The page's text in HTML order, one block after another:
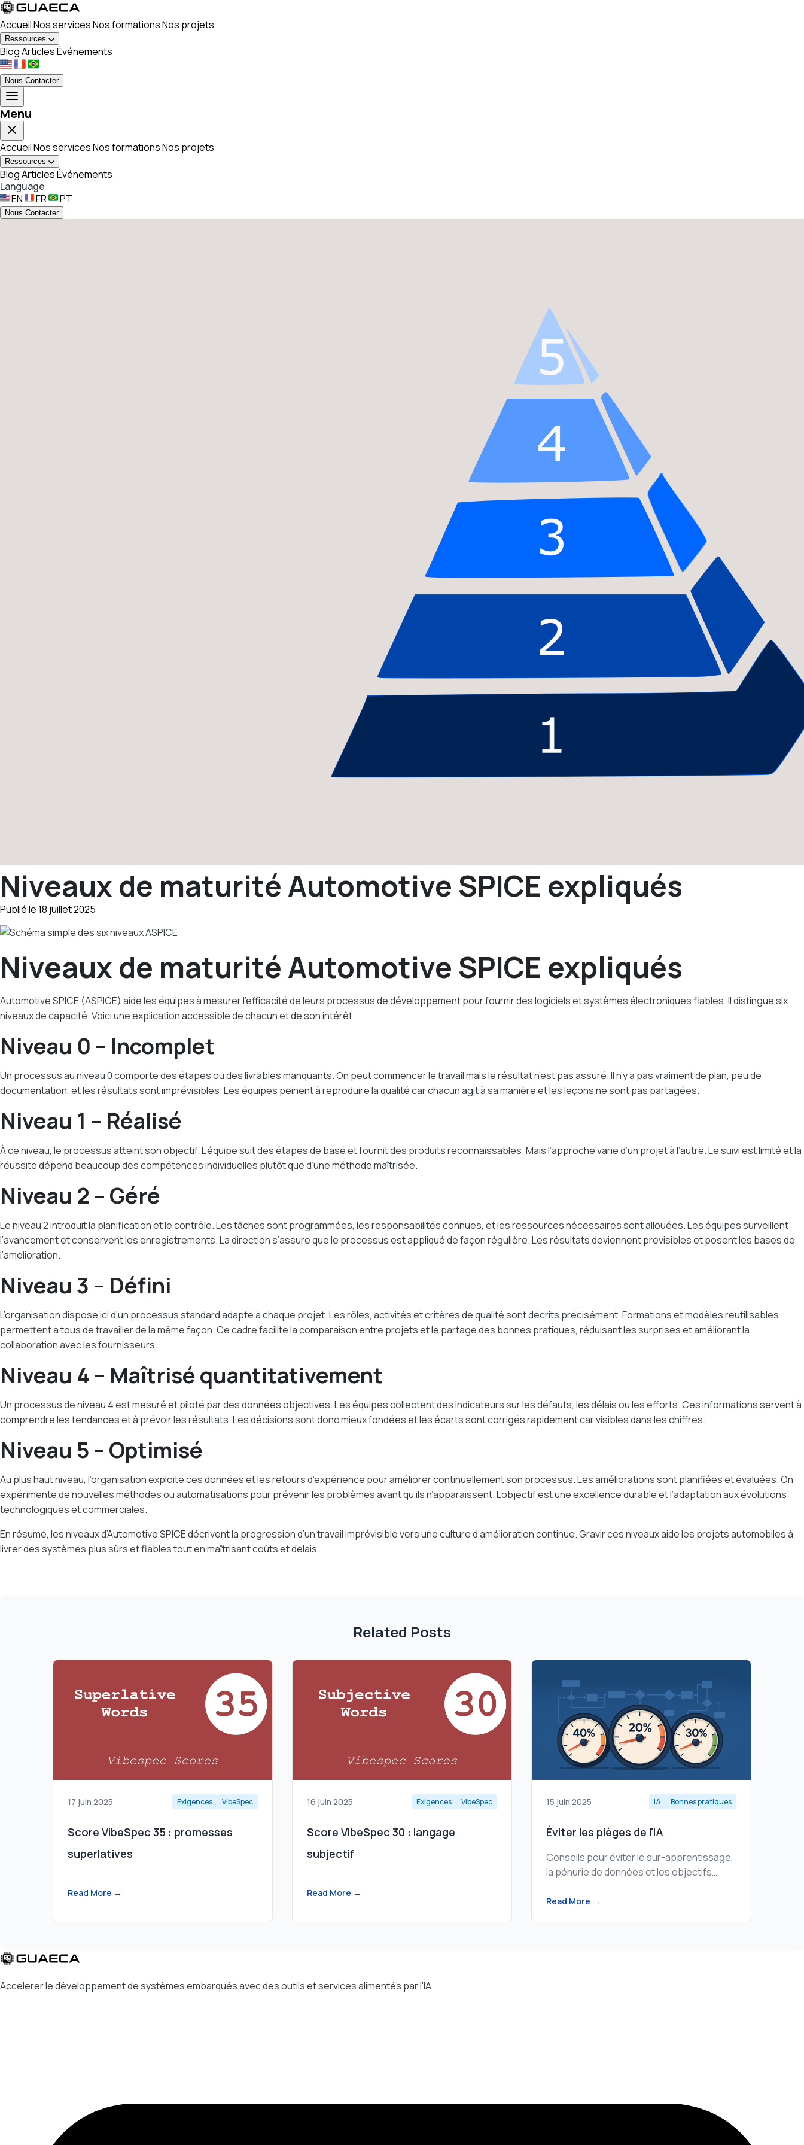
AccueilNos servicesNos formationsNos projets
Ressources
BlogArticlesÉvénements
Nous Contacter
Menu
AccueilNos servicesNos formationsNos projets
Ressources
BlogArticlesÉvénements
Language
EN
FR PT
Nous Contacter
Niveaux de maturité Automotive SPICE expliqués
Publié le 18 juillet 2025
Niveaux de maturité Automotive SPICE expliqués
Automotive SPICE (ASPICE) aide les équipes à mesurer l’efficacité de leurs processus de développement pour fournir des logiciels et systèmes électroniques fiables. Il distingue six
niveaux de capacité. Voici une explication accessible de chacun et de son intérêt.
Niveau 0 – Incomplet
Un processus au niveau 0 comporte des étapes ou des livrables manquants. On peut commencer le travail mais le résultat n’est pas assuré. Il n’y a pas vraiment de plan, peu de
documentation, et les résultats sont imprévisibles. Les équipes peinent à reproduire la qualité car chacun agit à sa manière et les leçons ne sont pas partagées.
Niveau 1 – Réalisé
À ce niveau, le processus atteint son objectif. L’équipe suit des étapes de base et fournit des produits reconnaissables. Mais l’approche varie d’un projet à l’autre. Le suivi est limité et la
réussite dépend beaucoup des compétences individuelles plutôt que d’une méthode maîtrisée.
Niveau 2 – Géré
Le niveau 2 introduit la planification et le contrôle. Les tâches sont programmées, les responsabilités connues, et les ressources nécessaires sont allouées. Les équipes surveillent
l’avancement et conservent les enregistrements. La direction s’assure que le processus est appliqué de façon régulière. Les résultats deviennent prévisibles et posent les bases de
l’amélioration.
Niveau 3 – Défini
L’organisation dispose ici d’un processus standard adapté à chaque projet. Les rôles, activités et critères de qualité sont décrits précisément. Formations et modèles réutilisables
permettent à tous de travailler de la même façon. Ce cadre facilite la comparaison entre projets et le partage des bonnes pratiques, réduisant les surprises et améliorant la
collaboration avec les fournisseurs.
Niveau 4 – Maîtrisé quantitativement
Un processus de niveau 4 est mesuré et piloté par des données objectives. Les équipes collectent des indicateurs sur les défauts, les délais ou les efforts. Ces informations servent à
comprendre les tendances et à prévoir les résultats. Les décisions sont donc mieux fondées et les écarts sont corrigés rapidement car visibles dans les chiffres.
Niveau 5 – Optimisé
Au plus haut niveau, l’organisation exploite ces données et les retours d’expérience pour améliorer continuellement son processus. Les améliorations sont planifiées et évaluées. On
expérimente de nouvelles méthodes ou automatisations pour prévenir les problèmes avant qu’ils n’apparaissent. L’objectif est une excellence durable et l’adaptation aux évolutions
technologiques et commerciales.
En résumé, les niveaux d’Automotive SPICE décrivent la progression d’un travail imprévisible vers une culture d’amélioration continue. Gravir ces niveaux aide les projets automobiles à
livrer des systèmes plus sûrs et fiables tout en maîtrisant coûts et délais.
Related Posts
17 juin 2025 Exigences VibeSpec
Score VibeSpec 35 : promesses
superlatives
Read More →
16 juin 2025 Exigences VibeSpec
Score VibeSpec 30 : langage
subjectif
Read More →
15 juin 2025 IA Bonnes pratiques
Éviter les pièges de l'IA
Conseils pour éviter le sur-apprentissage,
la pénurie de données et les objectifs
Read More →
Accélérer le développement de systèmes embarqués avec des outils et services alimentés par l'IA.